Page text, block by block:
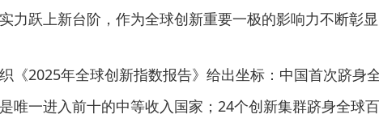
跃上新台阶，作为全球创新重要一极的影响力不断彰显
2025年全球创新指数报告》给出坐标：中国首次跻身
唯一进入前十的中等收入国家；24个创新集群跻身全球百